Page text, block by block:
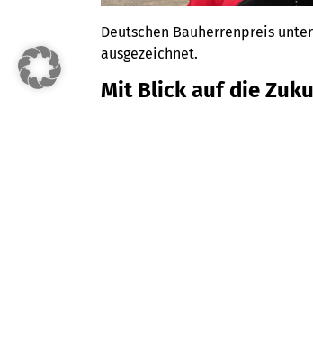
Deutschen Bauherrenpreis
ausgezeichnet.
Mit Blick auf die